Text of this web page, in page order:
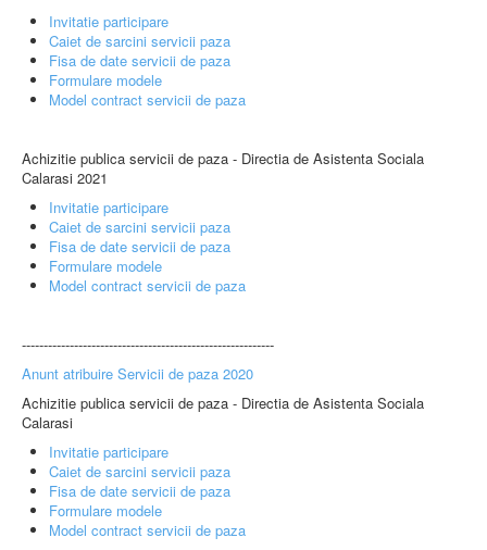
Invitatie participare
Caiet de sarcini servicii paza
Fisa de date servicii de paza
Formulare modele
Model contract servicii de paza
Achizitie publica servicii de paza - Directia de Asistenta Sociala
Calarasi 2021
Invitatie participare
Caiet de sarcini servicii paza
Fisa de date servicii de paza
Formulare modele
Model contract servicii de paza
----------------------------------------------------------
Anunt atribuire Servicii de paza 2020
Achizitie publica servicii de paza - Directia de Asistenta Sociala
Calarasi
Invitatie participare
Caiet de sarcini servicii paza
Fisa de date servicii de paza
Formulare modele
Model contract servicii de paza